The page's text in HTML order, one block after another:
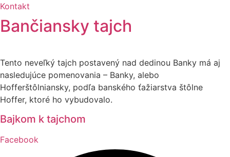
Kontakt
Bančiansky tajch
Tento neveľký tajch postavený nad dedinou Banky má aj
nasledujúce pomenovania – Banky, alebo
Hofferštôlniansky, podľa banského ťažiarstva štôlne
Hoffer, ktoré ho vybudovalo.
Bajkom k tajchom
Facebook